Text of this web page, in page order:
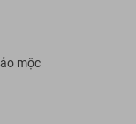
mộc